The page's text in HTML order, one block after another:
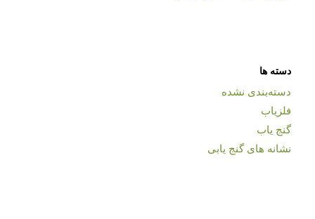
دسته ها
دسته‌بندی نشده
فلزیاب
گنج یاب
نشانه های گنج یابی